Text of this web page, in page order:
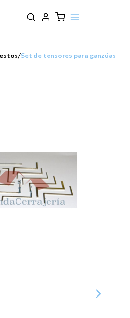
/Set de tensores para ganzúas